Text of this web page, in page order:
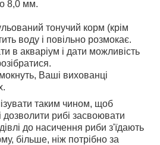
8,0 мм.
тонучий корм (крім
воду і повільно розмокає.
в акваріум і дати можливість
Ваші вихованці
таким чином, щоб
дозволити рибі засвоювати
до насичення риби з'їдають
більше, ніж потрібно за